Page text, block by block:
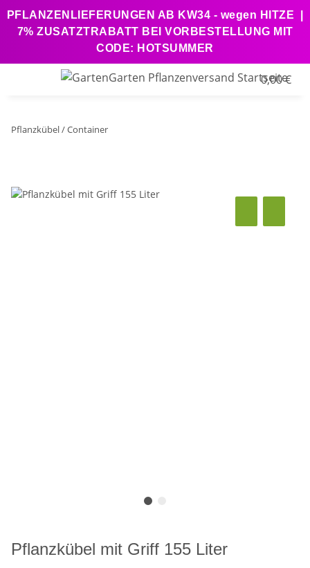
PFLANZENLIEFERUNGEN AB KW34 - wegen HITZE |
7% ZUSATZTRABATT BEI VORBESTELLUNG MIT
CODE: HOTSUMMER
0,00 €
Pflanzkübel / Container
Pflanzkübel mit Griff 155 Liter